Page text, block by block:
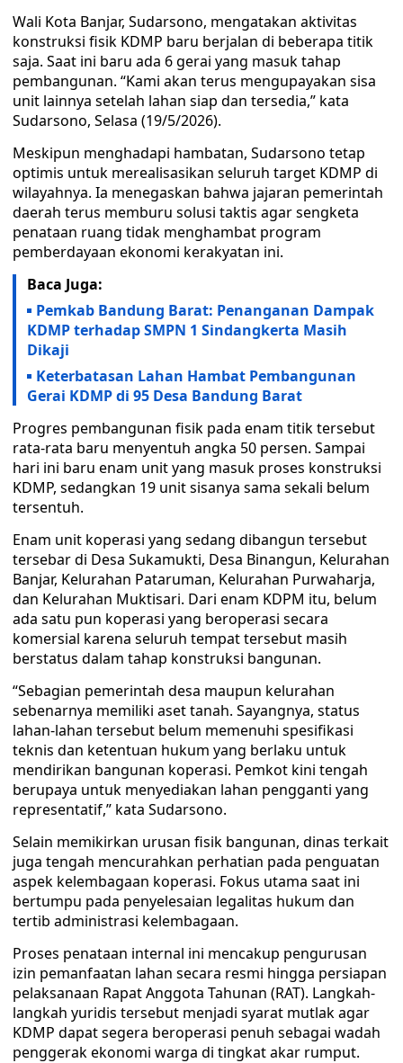
Wali Kota Banjar, Sudarsono, mengatakan aktivitas
konstruksi fisik KDMP baru berjalan di beberapa titik
saja. Saat ini baru ada 6 gerai yang masuk tahap
pembangunan. “Kami akan terus mengupayakan sisa
unit lainnya setelah lahan siap dan tersedia,” kata
Sudarsono, Selasa (19/5/2026).
Meskipun menghadapi hambatan, Sudarsono tetap
optimis untuk merealisasikan seluruh target KDMP di
wilayahnya. Ia menegaskan bahwa jajaran pemerintah
daerah terus memburu solusi taktis agar sengketa
penataan ruang tidak menghambat program
pemberdayaan ekonomi kerakyatan ini.
Baca Juga:
Pemkab Bandung Barat: Penanganan Dampak
KDMP terhadap SMPN 1 Sindangkerta Masih
Dikaji
Keterbatasan Lahan Hambat Pembangunan
Gerai KDMP di 95 Desa Bandung Barat
Progres pembangunan fisik pada enam titik tersebut
rata-rata baru menyentuh angka 50 persen. Sampai
hari ini baru enam unit yang masuk proses konstruksi
KDMP, sedangkan 19 unit sisanya sama sekali belum
tersentuh.
Enam unit koperasi yang sedang dibangun tersebut
tersebar di Desa Sukamukti, Desa Binangun, Kelurahan
Banjar, Kelurahan Pataruman, Kelurahan Purwaharja,
dan Kelurahan Muktisari. Dari enam KDPM itu, belum
ada satu pun koperasi yang beroperasi secara
komersial karena seluruh tempat tersebut masih
berstatus dalam tahap konstruksi bangunan.
“Sebagian pemerintah desa maupun kelurahan
sebenarnya memiliki aset tanah. Sayangnya, status
lahan-lahan tersebut belum memenuhi spesifikasi
teknis dan ketentuan hukum yang berlaku untuk
mendirikan bangunan koperasi. Pemkot kini tengah
berupaya untuk menyediakan lahan pengganti yang
representatif,” kata Sudarsono.
Selain memikirkan urusan fisik bangunan, dinas terkait
juga tengah mencurahkan perhatian pada penguatan
aspek kelembagaan koperasi. Fokus utama saat ini
bertumpu pada penyelesaian legalitas hukum dan
tertib administrasi kelembagaan.
Proses penataan internal ini mencakup pengurusan
izin pemanfaatan lahan secara resmi hingga persiapan
pelaksanaan Rapat Anggota Tahunan (RAT). Langkah-
langkah yuridis tersebut menjadi syarat mutlak agar
KDMP dapat segera beroperasi penuh sebagai wadah
penggerak ekonomi warga di tingkat akar rumput.